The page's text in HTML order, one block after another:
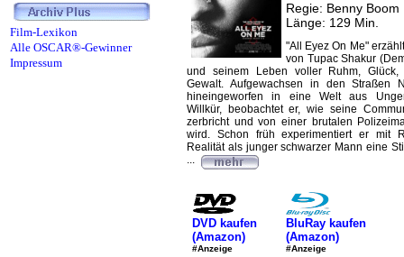
Regie: Benny Boom
Länge: 129 Min.
"All Eyez On Me"
von Tupac Shakur
und seinem Leben voller Ruhm, Glück,
Gewalt. Aufgewachsen in den Straßen
hineingeworfen in eine Welt aus
Willkür, beobachtet er, wie seine
zerbricht und von einer brutalen
wird. Schon früh experimentiert er mit
Realität als junger schwarzer Mann eine
...
DVD kaufen
(Amazon)
#Anzeige
BluRay kaufen
(Amazon)
#Anzeige
Film-Lexikon
Alle OSCAR®-Gewinner
Impressum